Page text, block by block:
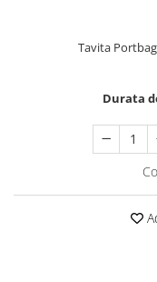
Accesorii Interior Auto
Tavite Portbagaj
Tavita
Durata